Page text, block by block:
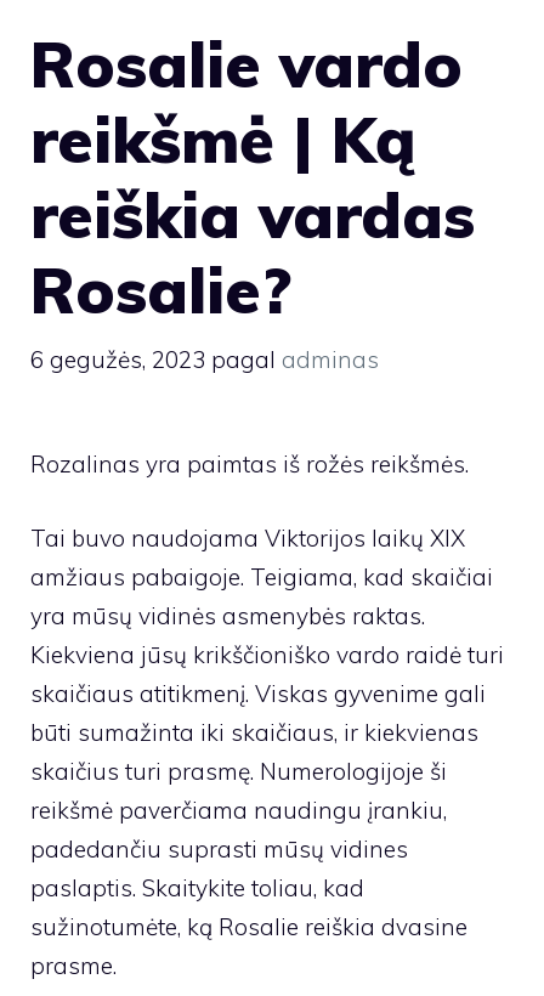
Rosalie vardo
reikšmė | Ką
reiškia vardas
Rosalie?
6 gegužės, 2023 pagal adminas
Rozalinas yra paimtas iš rožės reikšmės.
Tai buvo naudojama Viktorijos laikų XIX
amžiaus pabaigoje. Teigiama, kad skaičiai
yra mūsų vidinės asmenybės raktas.
Kiekviena jūsų krikščioniško vardo raidė turi
skaičiaus atitikmenį. Viskas gyvenime gali
būti sumažinta iki skaičiaus, ir kiekvienas
skaičius turi prasmę. Numerologijoje ši
reikšmė paverčiama naudingu įrankiu,
padedančiu suprasti mūsų vidines
paslaptis. Skaitykite toliau, kad
sužinotumėte, ką Rosalie reiškia dvasine
prasme.